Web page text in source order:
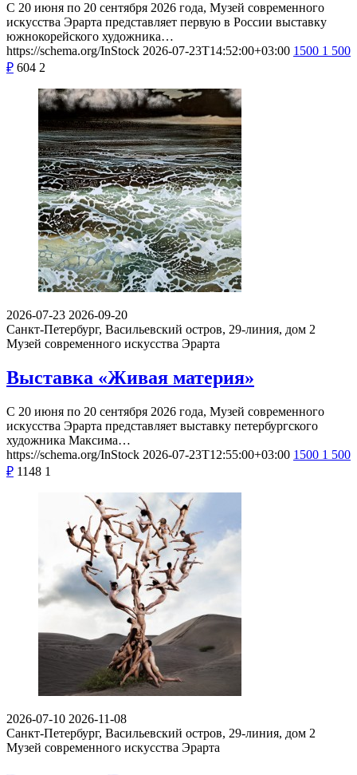
С 20 июня по 20 сентября 2026 года, Музей современного
искусства Эрарта представляет первую в России выставку
южнокорейского художника…
https://schema.org/InStock 2026-07-23T14:52:00+03:00 1500 1 500
₽ 604 2
2026-07-23 2026-09-20
Санкт-Петербург, Васильевский остров, 29-линия, дом 2
Музей современного искусства Эрарта
Выставка «Живая материя»
С 20 июня по 20 сентября 2026 года, Музей современного
искусства Эрарта представляет выставку петербургского
художника Максима…
https://schema.org/InStock 2026-07-23T12:55:00+03:00 1500 1 500
₽ 1148 1
2026-07-10 2026-11-08
Санкт-Петербург, Васильевский остров, 29-линия, дом 2
Музей современного искусства Эрарта